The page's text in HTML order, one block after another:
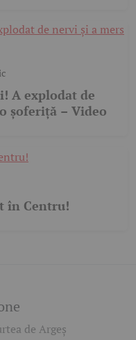
A explodat de
șoferiță – Video
în Centru!
de Argeș